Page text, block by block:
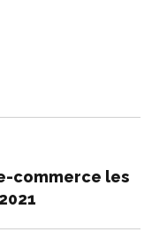
commerce les